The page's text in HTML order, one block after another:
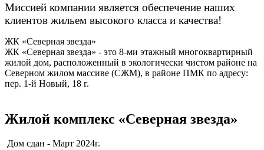
Миссией компании является обеспечение наших
клиентов жильем высокого класса и качества!
ЖК «Северная звезда»
ЖК «Северная звезда» - это 8-ми этажный многоквартирный
жилой дом, расположенный в экологически чистом районе на
Северном жилом массиве (СЖМ), в районе ПМК по адресу:
пер. 1-й Новый, 18 г.
Жилой комплекс «Северная звезда»
Дом сдан - Март 2024г.